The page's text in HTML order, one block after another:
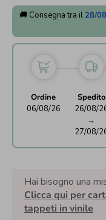
🚚 Consegna tra il 28/
Ordine
06/08/26
Spedito
26/08/
→
27/08/
Hai bisogno una
Clicca qui per
tappeti in vinile